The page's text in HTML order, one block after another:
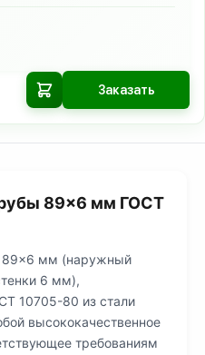
Заказать
89×6 мм ГОСТ
89×6 мм (наружный
6 мм),
10705-80 из стали
высококачественное
требованиям